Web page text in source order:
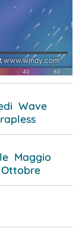
Wave
Maggio
Ottobre